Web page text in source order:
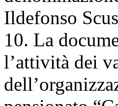
Ildefonso
10. La
l’attività dei